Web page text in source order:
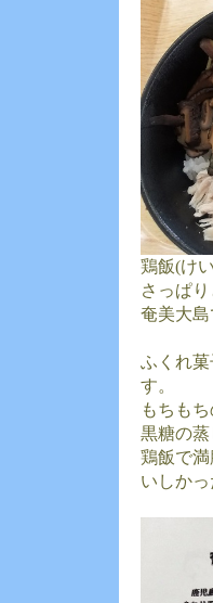
鶏飯(け
さっぱ
奄美大島
ふくれ
す。
もちも
黒糖の
鶏飯で
いしかっ